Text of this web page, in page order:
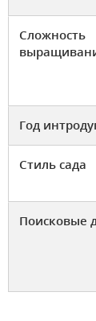
Сложность
Год
Стиль сада
Поисковые